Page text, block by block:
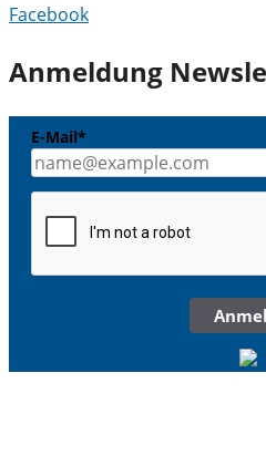
Facebook
Anmeldung
E-Mail*